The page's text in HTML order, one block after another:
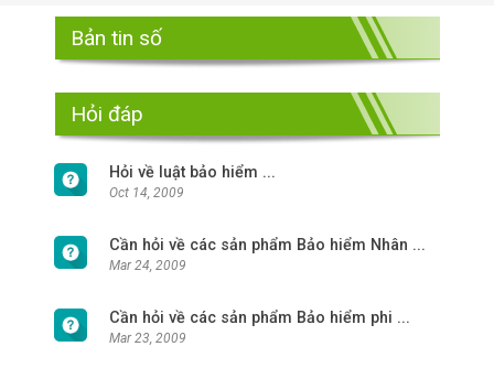
Bản tin số
Hỏi đáp
Hỏi về luật bảo hiểm ...
Oct 14, 2009
Cần hỏi về các sản phẩm Bảo hiểm Nhân ...
Mar 24, 2009
Cần hỏi về các sản phẩm Bảo hiểm phi ...
Mar 23, 2009